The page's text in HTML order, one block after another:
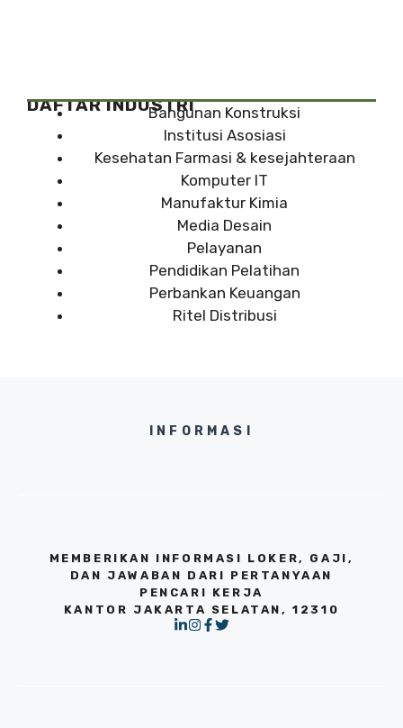
DAFTAR INDUSTRIBangunan Konstruksi
Institusi Asosiasi
Kesehatan Farmasi & kesejahteraan
Komputer IT
Manufaktur Kimia
Media Desain
Pelayanan
Pendidikan Pelatihan
Perbankan Keuangan
Ritel Distribusi
INFORMASI
MEMBERIKAN INFORMASI LOKER, GAJI,
DAN JAWABAN DARI PERTANYAAN
PENCARI KERJA
KANTOR JAKARTA SELATAN, 12310